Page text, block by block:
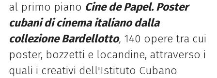
al primo piano Cine de Papel. Poster
cubanidicinema italiano dalla
collezione Bardellotto, 140 opere tra cui
poster, bozzetti e locandine, attraverso i
quali i creativi dell'Istituto Cubano